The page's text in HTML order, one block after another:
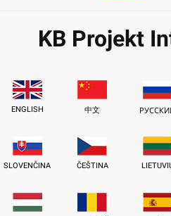
KB Projekt
ENGLISH 中文
SLOVENČINA ČEŠTINA